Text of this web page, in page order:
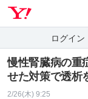
ログイン
慢性腎臓病の重
せた対策で透析
2/26(木) 9:25